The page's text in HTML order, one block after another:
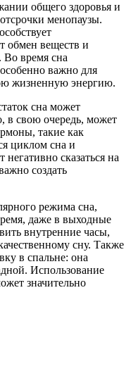
общего здоровья и
менопаузы.
обмен веществ и
Во время сна
важно для
жизненную энергию.
сна может
в свою очередь, может
такие как
циклом сна и
сказаться на
создать
режима сна,
даже в выходные
внутренние часы,
сну. Также
в спальне: она
Использование
значительно